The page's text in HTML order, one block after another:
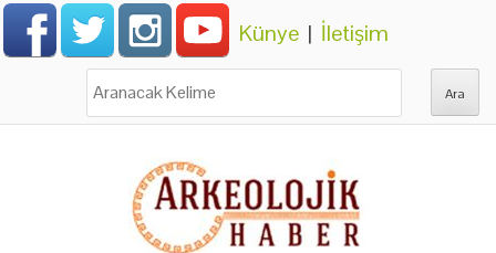
Künye | İletişim